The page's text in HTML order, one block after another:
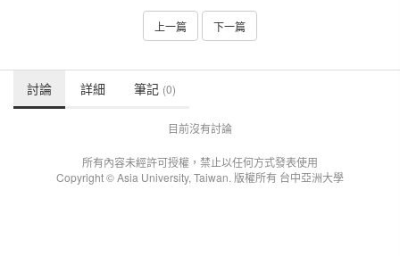
上一篇 下一篇
討論 詳細 筆記 (0)
目前沒有討論
所有內容未經許可授權，禁止以任何方式發表使用
Copyright © Asia University, Taiwan. 版權所有 台中亞洲大學